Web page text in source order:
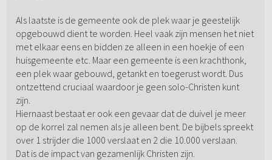
Als laatste is de gemeente ook de plek waar je geestelijk
opgebouwd dient te worden. Heel vaak zijn mensen het niet
met elkaar eens en bidden ze alleen in een hoekje of een
huisgemeente etc. Maar een gemeente is een krachthonk,
een plek waar gebouwd, getankt en toegerust wordt. Dus
ontzettend cruciaal waardoor je geen solo-Christen kunt
zijn.
Hiernaast bestaat er ook een gevaar dat de duivel je meer
op de korrel zal nemen als je alleen bent. De bijbels spreekt
over 1 strijder die 1000 verslaat en 2 die 10.000 verslaan.
Dat is de impact van gezamenlijk Christen zijn.